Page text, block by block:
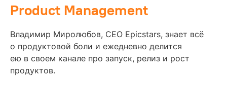
Product Management
Владимир Миролюбов, CEO Epicstars, знает всё
о продуктовой боли и ежедневно делится
ею в своем канале про запуск, релиз и рост
продуктов.